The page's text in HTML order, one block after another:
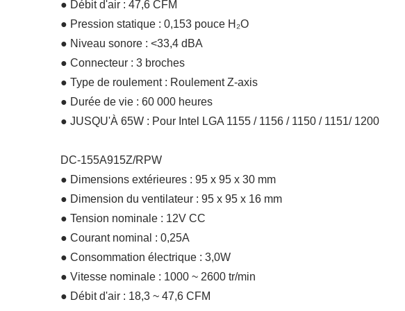
● Débit d'air : 47,6 CFM
● Pression statique : 0,153 pouce H₂O
● Niveau sonore : <33,4 dBA
● Connecteur : 3 broches
● Type de roulement : Roulement Z-axis
● Durée de vie : 60 000 heures
● JUSQU'À 65W : Pour Intel LGA 1155 / 1156 / 1150 / 1151/ 1200
DC-155A915Z/RPW
● Dimensions extérieures : 95 x 95 x 30 mm
● Dimension du ventilateur : 95 x 95 x 16 mm
● Tension nominale : 12V CC
● Courant nominal : 0,25A
● Consommation électrique : 3,0W
● Vitesse nominale : 1000 ~ 2600 tr/min
● Débit d'air : 18,3 ~ 47,6 CFM